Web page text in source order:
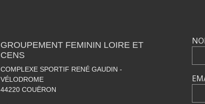
GROUPEMENT FEMININ LOIRE ET
CENS
COMPLEXE SPORTIF RENÉ GAUDIN -
VÉLODROME
44220 COUËRON